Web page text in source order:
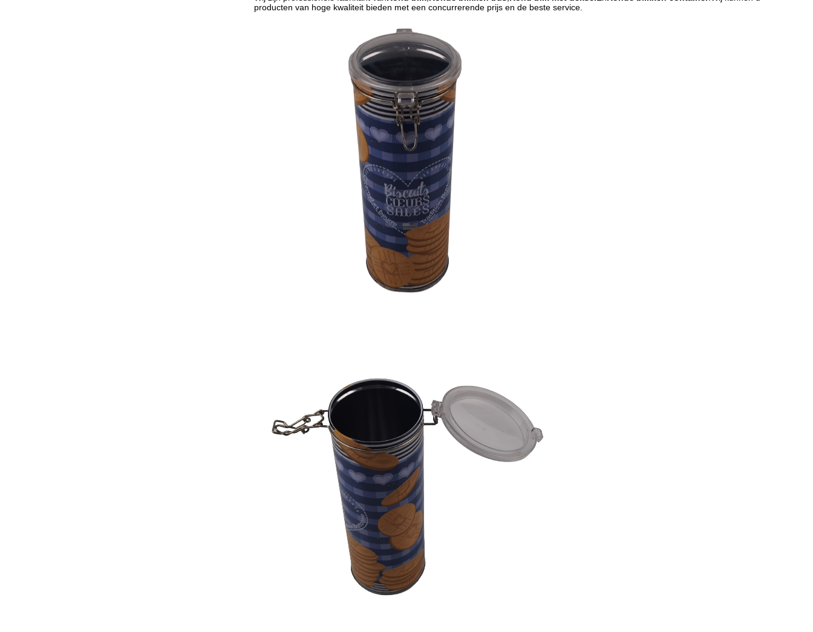
producten van hoge kwaliteit bieden met een concurrerende prijs en de beste service.